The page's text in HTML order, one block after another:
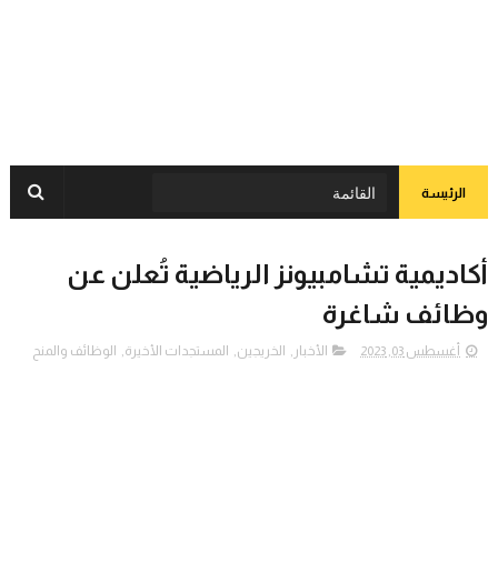
الرئيسة
أكاديمية تشامبيونز الرياضية تُعلن عن
وظائف شاغرة
أغسطس 03, 2023 الأخبار , الخريجين, المستجدات الأخيرة, الوظائف والمنح